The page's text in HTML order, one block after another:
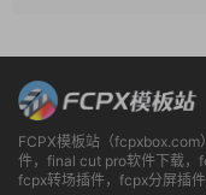
FCPX模板站（
件，final cut pro软件下载，
fcpx转场插件，fcpx分屏插